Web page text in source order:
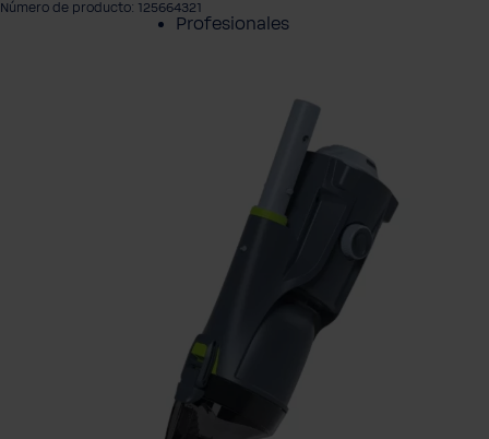
Profesionales
Sobre BWT
Resumen de
Productos
Número de producto: 125664321